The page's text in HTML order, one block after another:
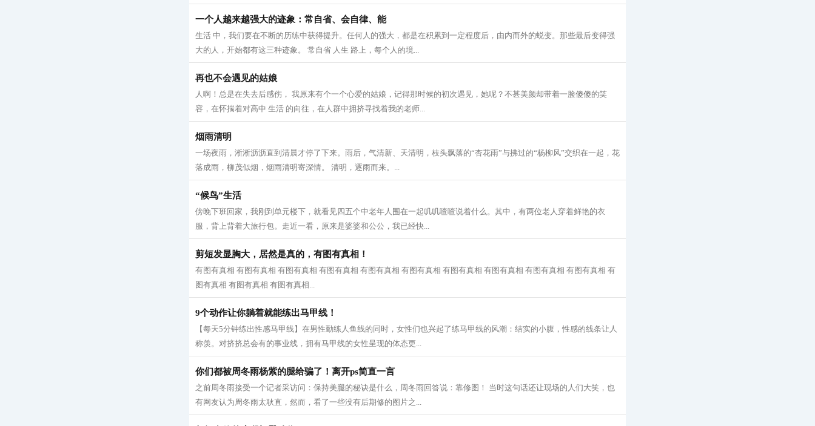
一个人越来越强大的迹象：常自省、会自律、能
生活 中，我们要在不断的历练中获得提升。任何人的强大，都是在积累到一定程度后，由内而外的蜕变。那些最后变得强
大的人，开始都有这三种迹象。 常自省 人生 路上，每个人的境...
再也不会遇见的姑娘
人啊！总是在失去后感伤， 我原来有个一个心爱的姑娘，记得那时候的初次遇见，她呢？不甚美颜却带着一脸傻傻的笑
容，在怀揣着对高中 生活 的向往，在人群中拥挤寻找着我的老师...
烟雨清明
一场夜雨，淅淅沥沥直到清晨才停了下来。雨后，气清新、天清明，枝头飘落的“杏花雨”与拂过的“杨柳风”交织在一起，花
落成雨，柳茂似烟，烟雨清明寄深情。 清明，逐雨而来。...
“候鸟”生活
傍晚下班回家，我刚到单元楼下，就看见四五个中老年人围在一起叽叽喳喳说着什么。其中，有两位老人穿着鲜艳的衣
服，背上背着大旅行包。走近一看，原来是婆婆和公公，我已经快...
剪短发显胸大，居然是真的，有图有真相！
有图有真相 有图有真相 有图有真相 有图有真相 有图有真相 有图有真相 有图有真相 有图有真相 有图有真相 有图有真相 有
图有真相 有图有真相 有图有真相...
9个动作让你躺着就能练出马甲线！
【每天5分钟练出性感马甲线】在男性勤练人鱼线的同时，女性们也兴起了练马甲线的风潮：结实的小腹，性感的线条让人
称羡。对挤挤总会有的事业线，拥有马甲线的女性呈现的体态更...
你们都被周冬雨杨紫的腿给骗了！离开ps简直一言
之前周冬雨接受一个记者采访问：保持美腿的秘诀是什么，周冬雨回答说：靠修图！ 当时这句话还让现场的人们大笑，也
有网友认为周冬雨太耿直，然而，看了一些没有后期修的图片之...